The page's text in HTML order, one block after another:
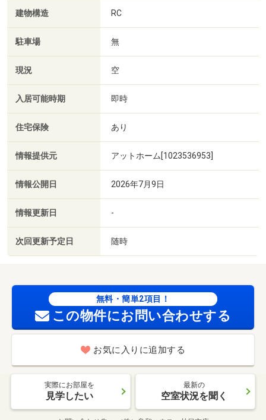
建物構造 RC
駐車場 無
現況 空
入居可能時期 即時
住宅保険 あり
情報提供元 アットホーム[1023536953]
情報公開日 2026年7月9日
情報更新日 -
次回更新予定日 随時
無料・簡単2項目！
この物件にお問い合わせする
お気に入りに追加する
実際にお部屋を
見学したい
最新の
空室状況を聞く